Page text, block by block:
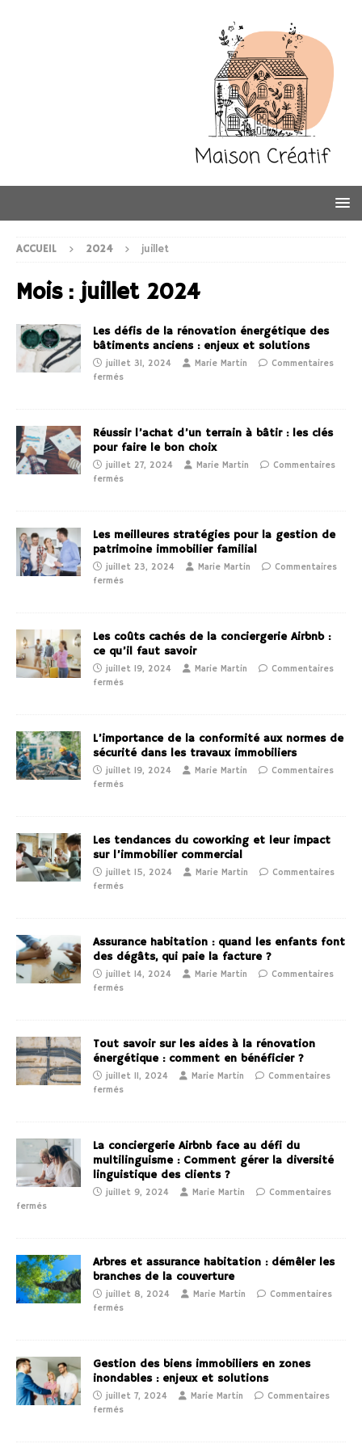
ACCUEIL 2024 juillet
Mois :juillet 2024
Les défis de la rénovation énergétique des
bâtiments anciens : enjeux et solutions
juillet 31, 2024 Marie Martin
Commentaires
fermés
Réussir l’achat d’un terrain à bâtir : les clés
pour faire le bon choix
juillet 27, 2024 Marie Martin
Commentaires
fermés
Les meilleures stratégies pour la gestion de
patrimoine immobilier familial
juillet 23, 2024 Marie Martin
Commentaires
fermés
Les coûts cachés de la conciergerie Airbnb :
ce qu’il faut savoir
juillet 19, 2024 Marie Martin
Commentaires
fermés
L’importance de la conformité aux normes de
sécurité dans les travaux immobiliers
juillet 19, 2024 Marie Martin
Commentaires
fermés
Les tendances du coworking et leur impact
sur l’immobilier commercial
juillet 15, 2024 Marie Martin
Commentaires
fermés
Assurance habitation : quand les enfants font
des dégâts, qui paie la facture ?
juillet 14, 2024 Marie Martin
Commentaires
fermés
Tout savoir sur les aides à la rénovation
énergétique : comment en bénéficier ?
juillet 11, 2024 Marie Martin
Commentaires
fermés
La conciergerie Airbnb face au défi du
multilinguisme : Comment gérer la diversité
linguistique des clients ?
juillet 9, 2024 Marie Martin
Commentaires
fermés
Arbres et assurance habitation : démêler les
branches de la couverture
juillet 8, 2024 Marie Martin
Commentaires
fermés
Gestion des biens immobiliers en zones
inondables : enjeux et solutions
juillet 7, 2024 Marie Martin
Commentaires
fermés